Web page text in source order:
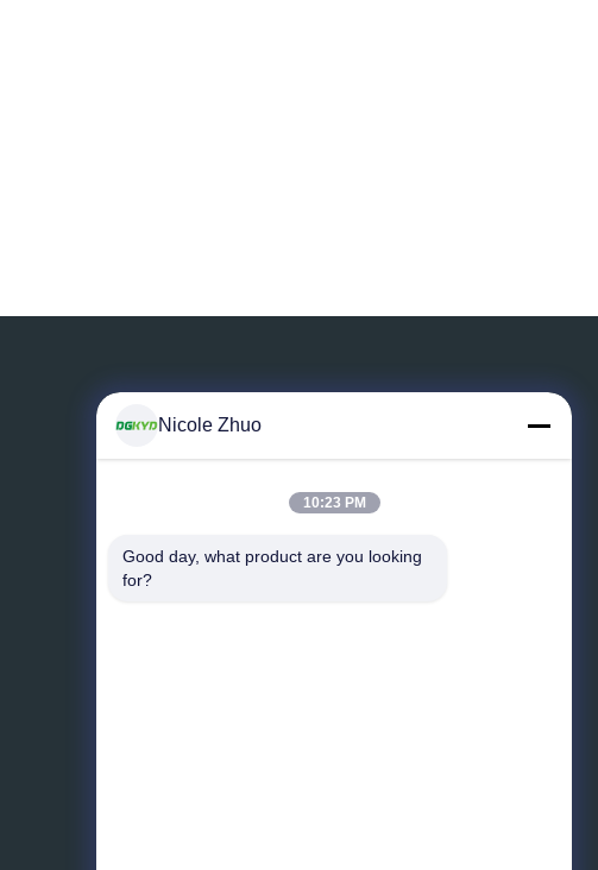
Nicole Zhuo
10:23 PM
Good day, what product are you looking
for?